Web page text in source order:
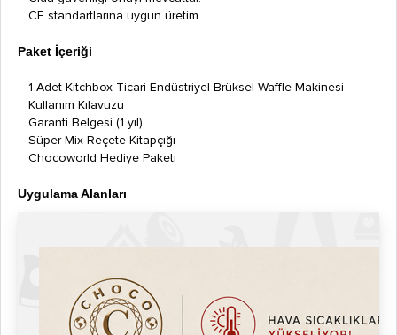
CE standartlarına uygun üretim.
Paket İçeriği
1 Adet Kitchbox Ticari Endüstriyel Brüksel Waffle Makinesi
Kullanım Kılavuzu
Garanti Belgesi (1 yıl)
Süper Mix Reçete Kitapçığı
Chocoworld Hediye Paketi
Uygulama Alanları
Tatlı barları, fast food zincirleri
Catering ve etkinlik hizmetleri
Okul, üniversite, hastane kantinleri
Tatlı franchise işletmeleri